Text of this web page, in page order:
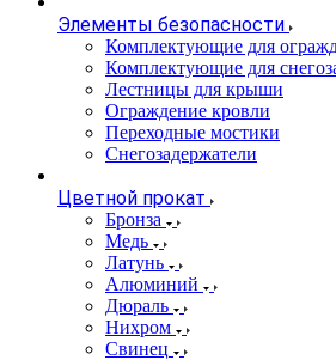
Элементы безопасности
Комплектующие для
Комплектующие для
Лестницы для крыши
Ограждение кровли
Переходные мостики
Снегозадержатели
Цветной прокат
Бронза
Медь
Латунь
Алюминий
Дюраль
Нихром
Свинец